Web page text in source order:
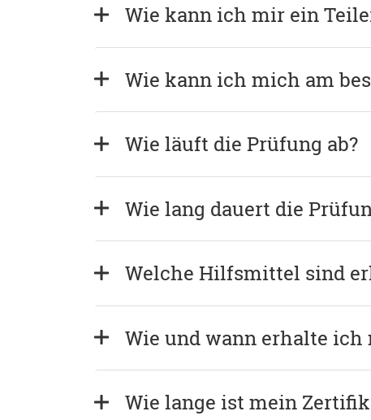
Wie kann ich mir ein
Wie kann ich mich am
Wie läuft die Prüfung ab?
Wie lang dauert die
Welche Hilfsmittel sind
Wie und wann erhalte
Wie lange ist mein